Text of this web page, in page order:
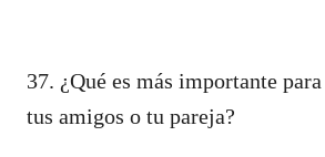
37. ¿Qué es más importante
tus amigos o tu pareja?